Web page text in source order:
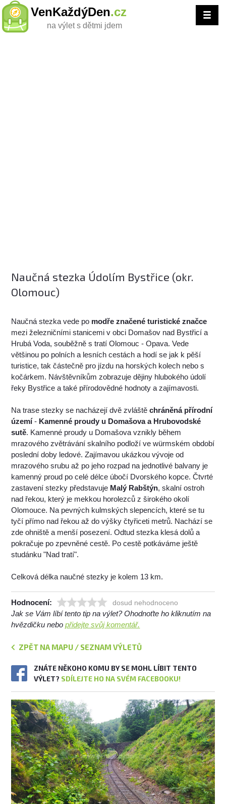
VenKaždýDen.cz
na výlet s dětmi jdem
Naučná stezka Údolím Bystřice (okr.
Olomouc)
Naučná stezka vede po modře značené turistické značce
mezi železničními stanicemi v obci Domašov nad Bystřicí a
Hrubá Voda, souběžně s tratí Olomouc - Opava. Vede
většinou po polních a lesních cestách a hodí se jak k pěší
turistice, tak částečně pro jízdu na horských kolech nebo s
kočárkem. Návštěvníkům zobrazuje dějiny hlubokého údolí
řeky Bystřice a také přírodovědné hodnoty a zajímavosti.
Na trase stezky se nacházejí dvě zvláštěchráněná přírodní
území- Kamenné proudy u Domašova a Hrubovodské
sutě. Kamenné proudy u Domašova vznikly během
mrazového zvětrávání skalního podloží ve würmském období
poslední doby ledové. Zajímavou ukázkou vývoje od
mrazového srubu až po jeho rozpad na jednotlivé balvany je
kamenný proud po celé délce úbočí Dvorského kopce. Čtvrté
zastavení stezky představuje Malý Rabštýn, skalní ostroh
nad řekou, který je mekkou horolezců z širokého okolí
Olomouce. Na pevných kulmských slepencích, které se tu
tyčí přímo nad řekou až do výšky čtyřiceti metrů. Nachází se
zde ohniště a menší posezení. Odtud stezka klesá dolů a
pokračuje po zpevněné cestě. Po cestě potkáváme ještě
studánku "Nad tratí".
Celková délka naučné stezky je kolem 13 km.
Hodnocení: dosud nehodnoceno
Jak se Vám líbí tento tip na výlet? Ohodnoťte ho kliknutím na
hvězdičku nebopřidejte svůj komentář.
ZPĚT NA MAPU / SEZNAM VÝLETŮ
ZNÁTE NĚKOHO KOMU BY SE MOHL LÍBIT TENTO
VÝLET? SDÍLEJTE HO NA SVÉM FACEBOOKU!